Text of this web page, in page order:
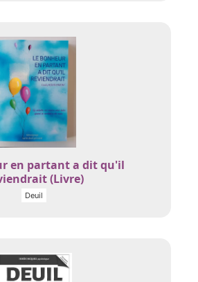
en partant a dit qu'il
(Livre)
Deuil